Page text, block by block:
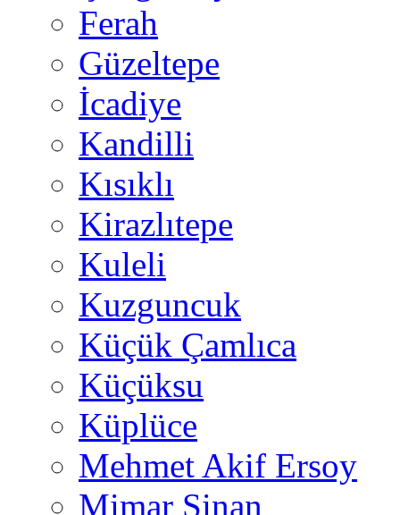
Ferah
Güzeltepe
İcadiye
Kandilli
Kısıklı
Kirazlıtepe
Kuleli
Kuzguncuk
Küçük Çamlıca
Küçüksu
Küplüce
Mehmet Akif Ersoy
Mimar Sinan